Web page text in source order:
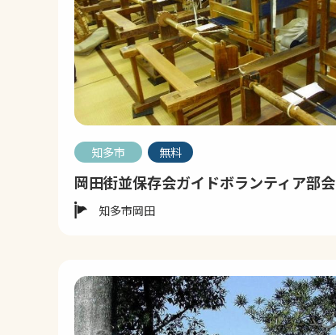
知多市 無料
岡田街並保存会ガイドボランティア部会
知多市岡田